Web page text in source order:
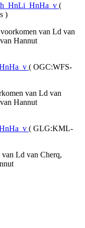
(
)
van Ld van
Hannut
( OGC:WFS-
van Ld van
Hannut
( GLG:KML-
Ld van Cherq,